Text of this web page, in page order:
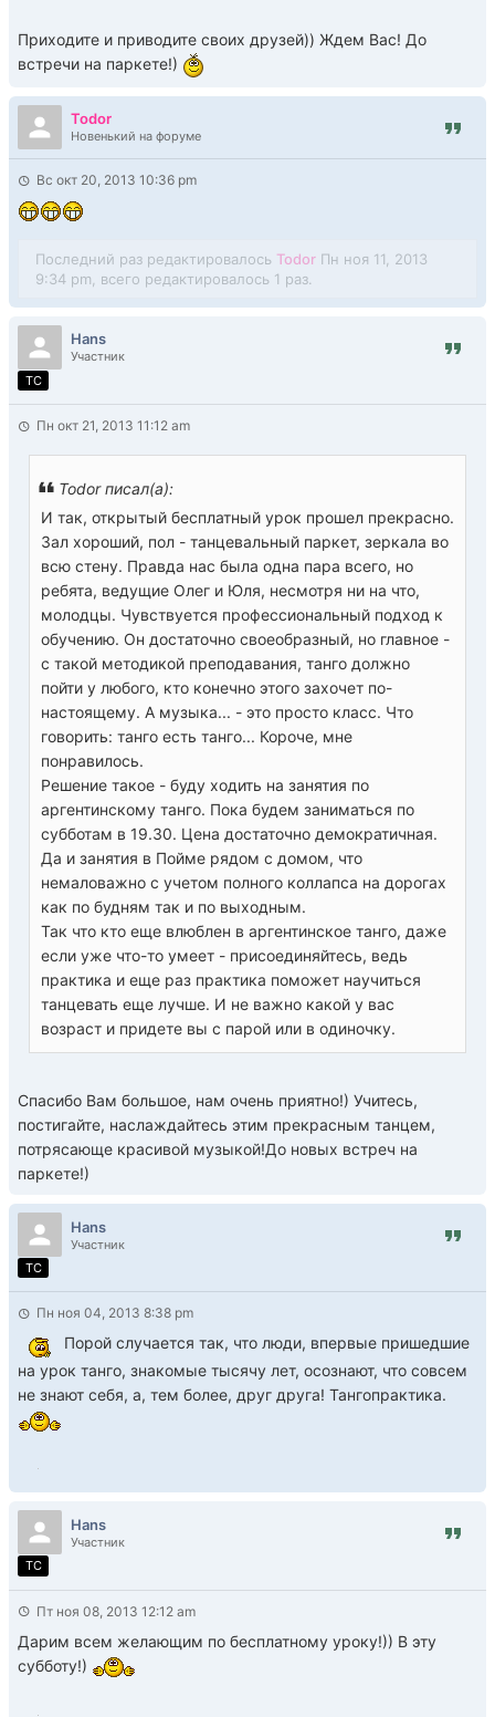
Приходите и приводите своих друзей)) Ждем Вас! До
встречи на паркете!)
Todor
Новенький на форуме
Вс окт 20, 2013 10:36 pm
Последний раз редактировалось Todor Пн ноя 11, 2013
9:34 pm, всего редактировалось 1 раз.
Hans
Участник
TC
Пн окт 21, 2013 11:12 am
Todor писал(а):
И так, открытый бесплатный урок прошел прекрасно.
Зал хороший, пол - танцевальный паркет, зеркала во
всю стену. Правда нас была одна пара всего, но
ребята, ведущие Олег и Юля, несмотря ни на что,
молодцы. Чувствуется профессиональный подход к
обучению. Он достаточно своеобразный, но главное -
с такой методикой преподавания, танго должно
пойти у любого, кто конечно этого захочет по-
настоящему. А музыка... - это просто класс. Что
говорить: танго есть танго... Короче, мне
понравилось.
Решение такое - буду ходить на занятия по
аргентинскому танго. Пока будем заниматься по
субботам в 19.30. Цена достаточно демократичная.
Да и занятия в Пойме рядом с домом, что
немаловажно с учетом полного коллапса на дорогах
как по будням так и по выходным.
Так что кто еще влюблен в аргентинское танго, даже
если уже что-то умеет - присоединяйтесь, ведь
практика и еще раз практика поможет научиться
танцевать еще лучше. И не важно какой у вас
возраст и придете вы с парой или в одиночку.
Спасибо Вам большое, нам очень приятно!) Учитесь,
постигайте, наслаждайтесь этим прекрасным танцем,
потрясающе красивой музыкой!До новых встреч на
паркете!)
Hans
Участник
TC
Пн ноя 04, 2013 8:38 pm
Порой случается так, что люди, впервые пришедшие
на урок танго, знакомые тысячу лет, осознают, что совсем
не знают себя, а, тем более, друг друга! Тангопрактика.
Hans
Участник
TC
Пт ноя 08, 2013 12:12 am
Дарим всем желающим по бесплатному уроку!)) В эту
субботу!)